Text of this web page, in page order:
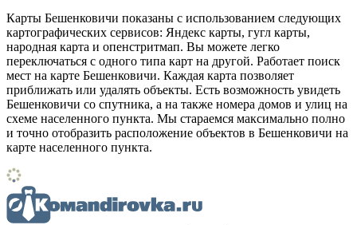
Карты Бешенковичи показаны с использованием следующих
картографических сервисов: Яндекс карты, гугл карты,
народная карта и опенстритмап. Вы можете легко
переключаться с одного типа карт на другой. Работает поиск
мест на карте Бешенковичи. Каждая карта позволяет
приближать или удалять объекты. Есть возможность увидеть
Бешенковичи со спутника, а на также номера домов и улиц на
схеме населенного пункта. Мы стараемся максимально полно
и точно отобразить расположение объектов в Бешенковичи на
карте населенного пункта.